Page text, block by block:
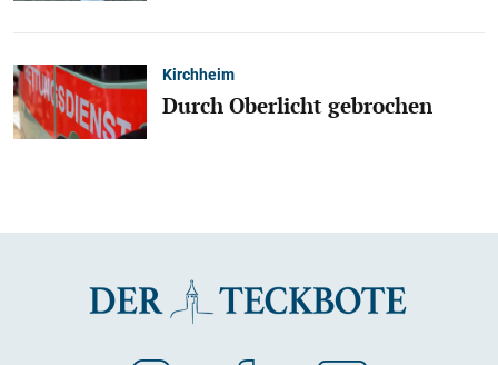
Kirchheim
Durch Oberlicht gebrochen